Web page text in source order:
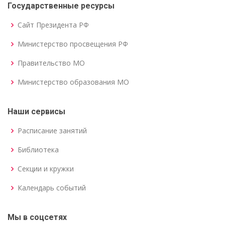
Государственные ресурсы
Сайт Президента РФ
Министерство просвещения РФ
Правительство МО
Министерство образования МО
Наши сервисы
Расписание занятий
Библиотека
Секции и кружки
Календарь событий
Мы в соцсетях